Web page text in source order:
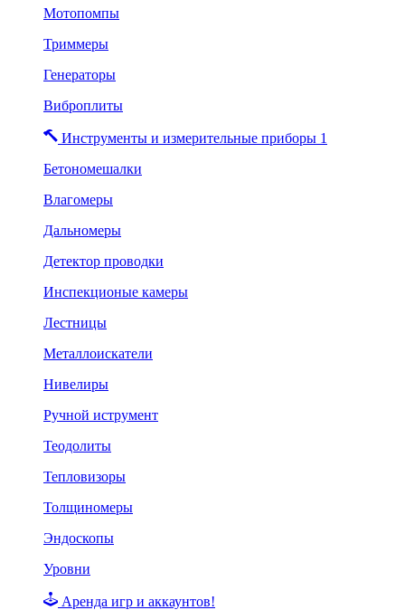
Мотопомпы
Триммеры
Генераторы
Виброплиты
Инструменты и измерительные приборы 1
Бетономешалки
Влагомеры
Дальномеры
Детектор проводки
Инспекционые камеры
Лестницы
Металлоискатели
Нивелиры
Ручной иструмент
Теодолиты
Тепловизоры
Толщиномеры
Эндоскопы
Уровни
Аренда игр и аккаунтов!